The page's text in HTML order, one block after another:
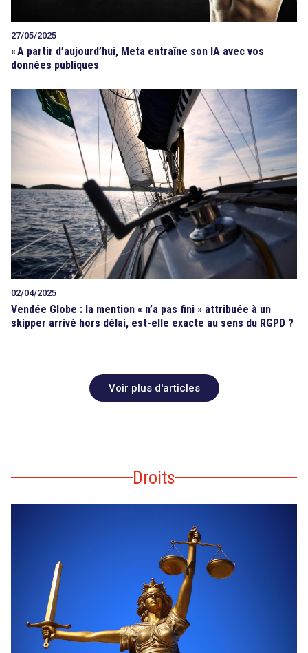
27/05/2025
«A partir d’aujourd’hui, Meta entraîne son IA avec vos
données publiques
02/04/2025
Vendée Globe : la mention « n’a pas fini » attribuée à un
skipper arrivé hors délai, est-elle exacte au sens du RGPD ?
Voir plus d'articles
Droits